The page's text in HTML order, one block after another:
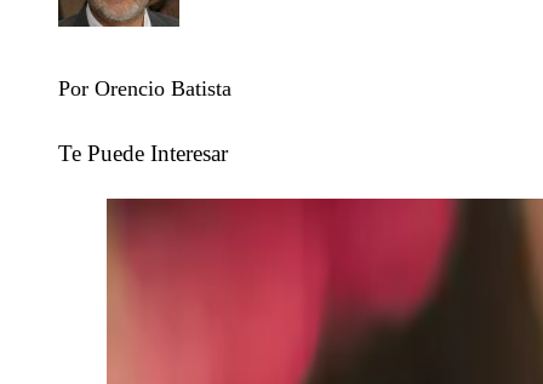
Por Orencio Batista
Te Puede Interesar